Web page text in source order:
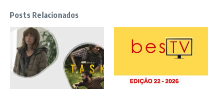
Posts Relacionados